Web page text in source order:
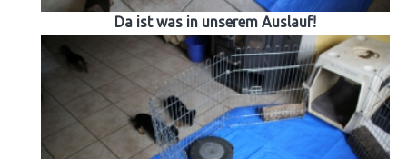
Da ist was in unserem Auslauf!